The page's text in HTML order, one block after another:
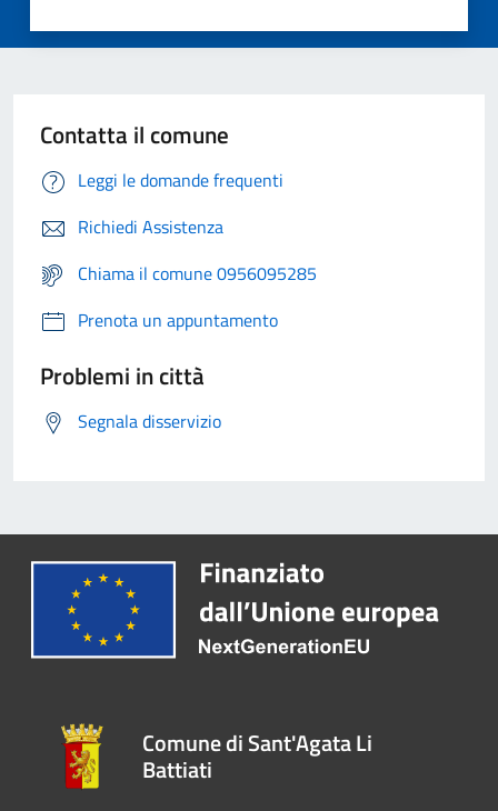
Contatta il comune
Leggi le domande frequenti
Richiedi Assistenza
Chiama il comune 0956095285
Prenota un appuntamento
Problemi in città
Segnala disservizio
Comune di Sant'Agata Li
Battiati